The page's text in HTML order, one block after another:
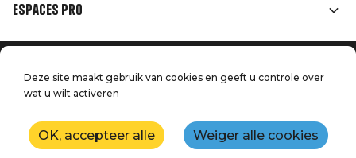
Espaces Pro
Menu
de
Home
Juridische informatie
Druk op
Neem contact met ons op
Kaart
Productie: StudioJuillet
Deze site maakt gebruik van cookies en geeft u controle over
wat u wilt activeren
OK, accepteer alle Weiger alle cookies